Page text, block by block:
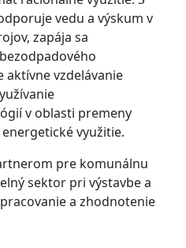
vedu a výskum v
zapája sa
vzdelávanie
v oblasti premeny
využitie.
pre komunálnu
sektor pri výstavbe a
a zhodnotenie